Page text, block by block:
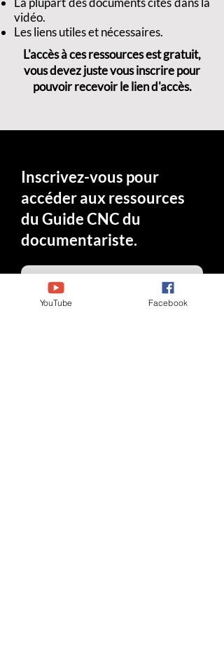
vidéo.
Les liens utiles et nécessaires.
L'accès à ces ressources est gratuit,
vous devez juste vous inscrire pour
pouvoir recevoir le lien d'accès.
Inscrivez-vous pour
accéder aux ressources
du Guide CNC du
documentariste.
YouTube Facebook